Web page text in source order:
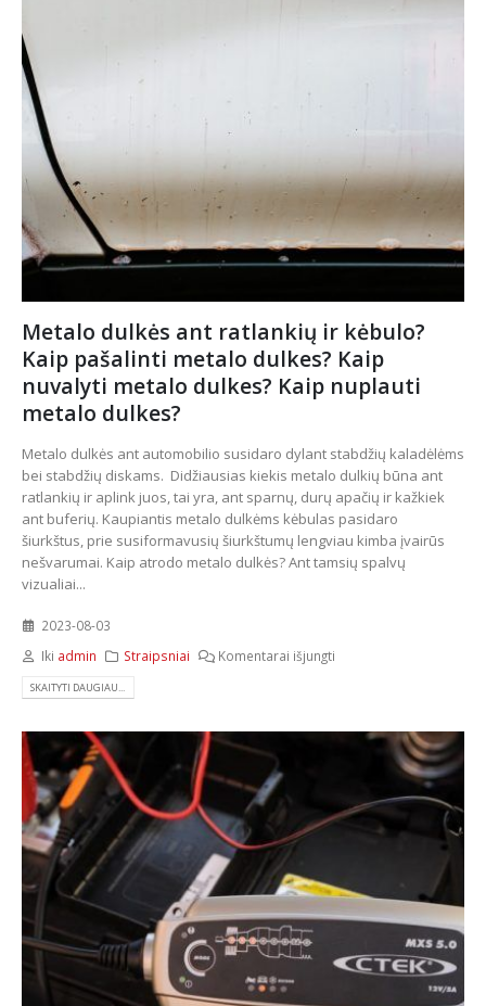
Metalo dulkės ant ratlankių ir kėbulo?
Kaip pašalinti metalo dulkes? Kaip
nuvalyti metalo dulkes? Kaip nuplauti
metalo dulkes?
Metalo dulkės ant automobilio susidaro dylant stabdžių kaladėlėms
bei stabdžių diskams. Didžiausias kiekis metalo dulkių būna ant
ratlankių ir aplink juos, tai yra, ant sparnų, durų apačių ir kažkiek
ant buferių. Kaupiantis metalo dulkėms kėbulas pasidaro
šiurkštus, prie susiformavusių šiurkštumų lengviau kimba įvairūs
nešvarumai. Kaip atrodo metalo dulkės? Ant tamsių spalvų
vizualiai...
2023-08-03
Iki admin Straipsniai Komentarai išjungti
SKAITYTI DAUGIAU...